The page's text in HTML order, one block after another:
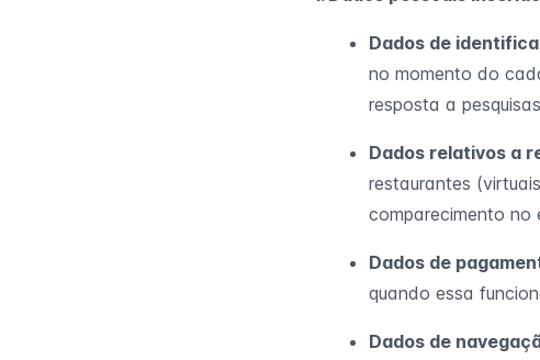
Dados de
no momento do
resposta a
Dados relativos a
restaurantes
comparecimento no
Dados de
quando essa
Dados de